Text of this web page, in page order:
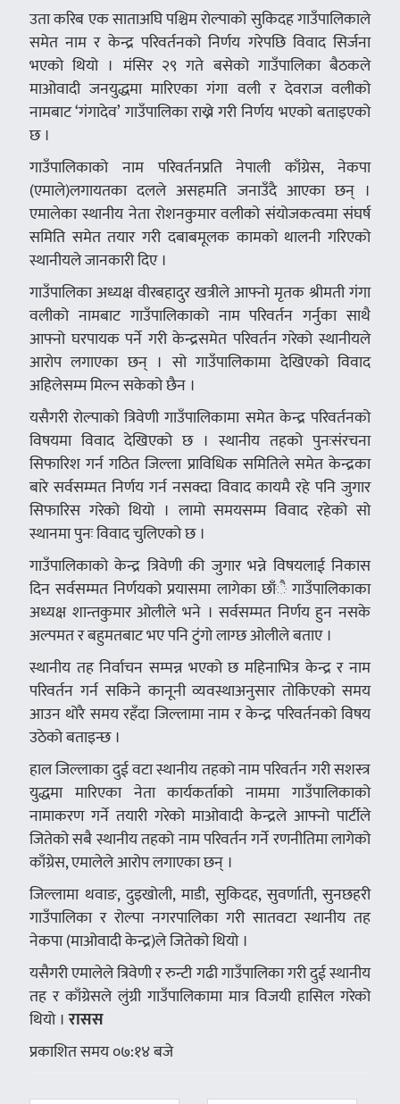
उता करिब एक साताअघि पश्चिम रोल्पाको सुकिदह गाउँपालिकाले
समेत नाम र केन्द्र परिवर्तनको निर्णय गरेपछि विवाद सिर्जना
भएको थियो । मंसिर २९ गते बसेको गाउँपालिका बैठकले
माओवादी जनयुद्धमा मारिएका गंगा वली र देवराज वलीको
नामबाट ‘गंगादेव’ गाउँपालिका राख्ने गरी निर्णय भएको बताइएको
छ ।
गाउँपालिकाको नाम परिवर्तनप्रति नेपाली काँग्रेस, नेकपा
(एमाले)लगायतका दलले असहमति जनाउँदै आएका छन् ।
एमालेका स्थानीय नेता रोशनकुमार वलीको संयोजकत्वमा संघर्ष
समिति समेत तयार गरी दबाबमूलक कामको थालनी गरिएको
स्थानीयले जानकारी दिए ।
गाउँपालिका अध्यक्ष वीरबहादुर खत्रीले आफ्नो मृतक श्रीमती गंगा
वलीको नामबाट गाउँपालिकाको नाम परिवर्तन गर्नुका साथै
आफ्नो घरपायक पर्ने गरी केन्द्रसमेत परिवर्तन गरेको स्थानीयले
आरोप लगाएका छन् । सो गाउँपालिकामा देखिएको विवाद
अहिलेसम्म मिल्न सकेको छैन ।
यसैगरी रोल्पाको त्रिवेणी गाउँपालिकामा समेत केन्द्र परिवर्तनको
विषयमा विवाद देखिएको छ । स्थानीय तहको पुनःसंरचना
सिफारिश गर्न गठित जिल्ला प्राविधिक समितिले समेत केन्द्रका
बारे सर्वसम्मत निर्णय गर्न नसक्दा विवाद कायमै रहे पनि जुगार
सिफारिस गरेको थियो । लामो समयसम्म विवाद रहेको सो
स्थानमा पुनः विवाद चुलिएको छ ।
गाउँपालिकाको केन्द्र त्रिवेणी की जुगार भन्ने विषयलाई निकास
दिन सर्वसम्मत निर्णयको प्रयासमा लागेका छाँै गाउँपालिकाका
अध्यक्ष शान्तकुमार ओलीले भने । सर्वसम्मत निर्णय हुन नसके
अल्पमत र बहुमतबाट भए पनि टुंगो लाग्छ ओलीले बताए ।
स्थानीय तह निर्वाचन सम्पन्न भएको छ महिनाभित्र केन्द्र र नाम
परिवर्तन गर्न सकिने कानूनी व्यवस्थाअनुसार तोकिएको समय
आउन थोरै समय रहँदा जिल्लामा नाम र केन्द्र परिवर्तनको विषय
उठेको बताइन्छ ।
हाल जिल्लाका दुई वटा स्थानीय तहको नाम परिवर्तन गरी सशस्त्र
युद्धमा मारिएका नेता कार्यकर्ताको नाममा गाउँपालिकाको
नामाकरण गर्ने तयारी गरेको माओवादी केन्द्रले आफ्नो पार्टीले
जितेको सबै स्थानीय तहको नाम परिवर्तन गर्ने रणनीतिमा लागेको
काँग्रेस, एमालेले आरोप लगाएका छन् ।
जिल्लामा थवाङ, दुइखोली, माडी, सुकिदह, सुवर्णाती, सुनछहरी
गाउँपालिका र रोल्पा नगरपालिका गरी सातवटा स्थानीय तह
नेकपा (माओवादी केन्द्र)ले जितेको थियो ।
यसैगरी एमालेले त्रिवेणी र रुन्टी गढी गाउँपालिका गरी दुई स्थानीय
तह र काँग्रेसले लुंग्री गाउँपालिकामा मात्र विजयी हासिल गरेको
थियो ।रासस
प्रकाशित समय ०७:१४ बजे